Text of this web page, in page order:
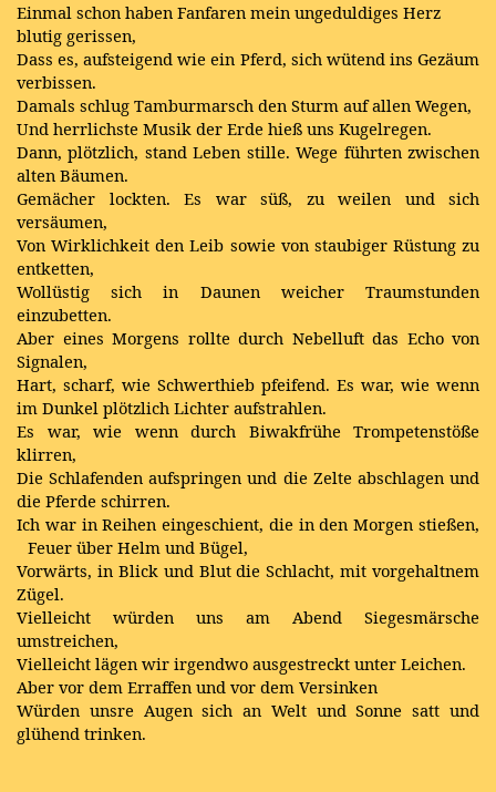
Einmal schon haben Fanfaren mein ungeduldiges Herz
blutig gerissen,
Dass es, aufsteigend wie ein Pferd, sich wütend ins Gezäum
verbissen.
Damals schlug Tamburmarsch den Sturm auf allen Wegen,
Und herrlichste Musik der Erde hieß uns Kugelregen.
Dann, plötzlich, stand Leben stille. Wege führten zwischen
alten Bäumen.
Gemächer lockten. Es war süß, zu weilen und sich
versäumen,
Von Wirklichkeit den Leib sowie von staubiger Rüstung zu
entketten,
Wollüstig sich in Daunen weicher Traumstunden
einzubetten.
Aber eines Morgens rollte durch Nebelluft das Echo von
Signalen,
Hart, scharf, wie Schwerthieb pfeifend. Es war, wie wenn
im Dunkel plötzlich Lichter aufstrahlen.
Es war, wie wenn durch Biwakfrühe Trompetenstöße
klirren,
Die Schlafenden aufspringen und die Zelte abschlagen und
die Pferde schirren.
Ich war in Reihen eingeschient, die in den Morgen stießen,
Feuer über Helm und Bügel,
Vorwärts, in Blick und Blut die Schlacht, mit vorgehaltnem
Zügel.
Vielleicht würden uns am Abend Siegesmärsche
umstreichen,
Vielleicht lägen wir irgendwo ausgestreckt unter Leichen.
Aber vor dem Erraffen und vor dem Versinken
Würden unsre Augen sich an Welt und Sonne satt und
glühend trinken.